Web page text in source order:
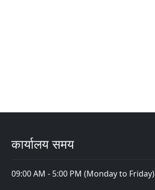
कार्यालय समय
09:00 AM - 5:00 PM (Monday to Friday)